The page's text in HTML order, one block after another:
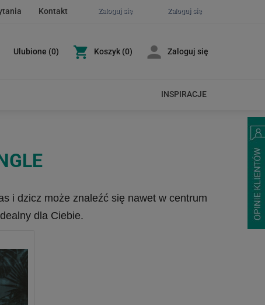
Zaloguj się
Zaloguj się
Kontakt
Ulubione (0) Koszyk (0) Zaloguj się
INSPIRACJE
i dzicz może znaleźć się nawet w centrum
dla Ciebie.